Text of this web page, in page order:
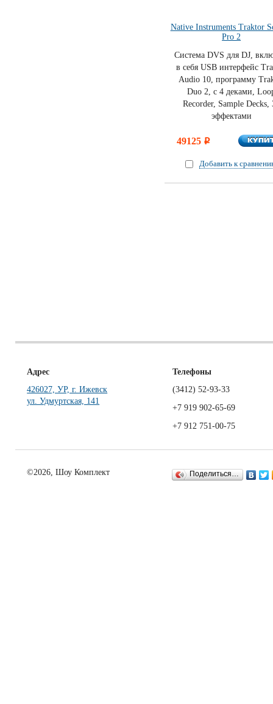
Native Instruments Traktor
Pro 2
Система DVS для DJ,
в себя USB интерфейс
Audio 10, программу
Duo 2, с 4 деками,
Recorder, Sample Decks,
эффектами
49125 i
Добавить к
Адрес
426027, УР, г. Ижевск
ул. Удмуртская, 141
Телефоны
(3412) 52-93-33
+7 919 902-65-69
+7 912 751-00-75
©2026, Шоу Комплект Поделиться…